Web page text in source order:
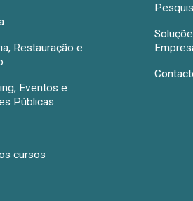
Restauração e
Eventos e
Públicas
cursos